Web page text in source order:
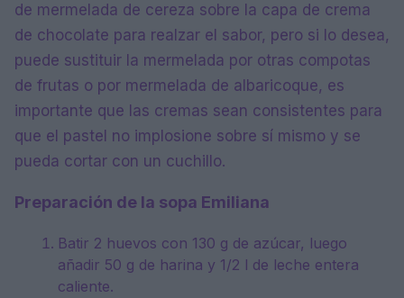
de mermelada de cereza sobre la capa de crema
de chocolate para realzar el sabor, pero si lo desea,
puede sustituir la mermelada por otras compotas
de frutas o por mermelada de albaricoque, es
importante que las cremas sean consistentes para
que el pastel no implosione sobre sí mismo y se
pueda cortar con un cuchillo.
Preparación de la sopa Emiliana
Batir 2 huevos con 130 g de azúcar, luego
añadir 50 g de harina y 1/2 l de leche entera
caliente.